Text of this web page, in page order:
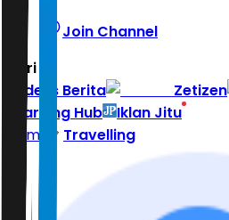
Join Channel
Hari ini
Indeks Berita
Zetizen
Learning Hub
Iklan Jitu
Home
Travelling